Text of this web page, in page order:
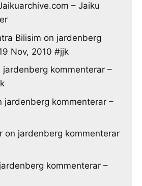
– Jaiku
Bilisim on jardenberg
Nov, 2010 #jjk
jardenberg kommenterar –
jardenberg kommenterar –
on jardenberg kommenterar
jardenberg kommenterar –